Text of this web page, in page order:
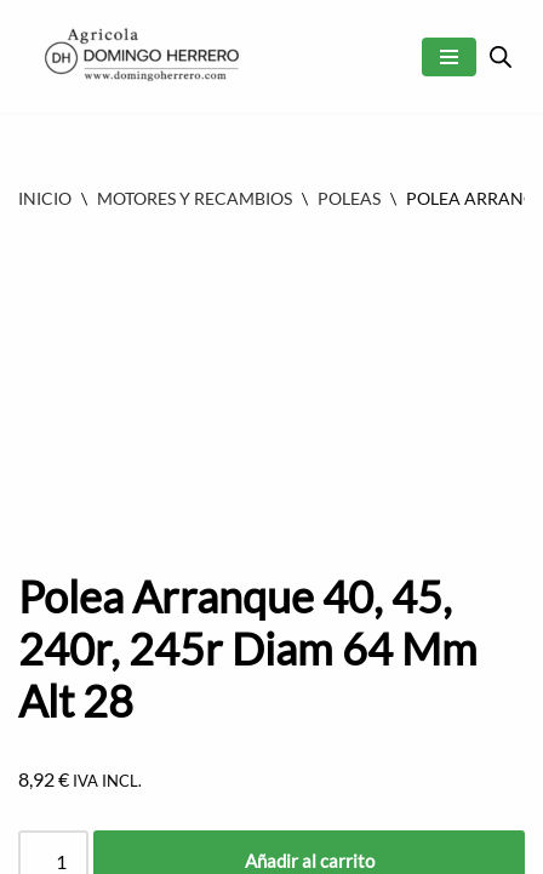
SALTAR
INICIO \ MOTORES Y RECAMBIOS \ POLEAS \ POLEA
Polea Arranque 40, 45,
240r, 245r Diam 64 Mm
Alt 28
8,92€ IVA INCL.
Añadir al carrito